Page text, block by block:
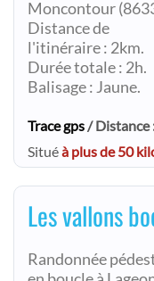
Moncontour
Distance de
l'itinéraire : 2km.
Durée totale : 2h.
Balisage : Jaune.
Trace gps/ Distance
Situéà plus de 50
Les vallons
Randonnée